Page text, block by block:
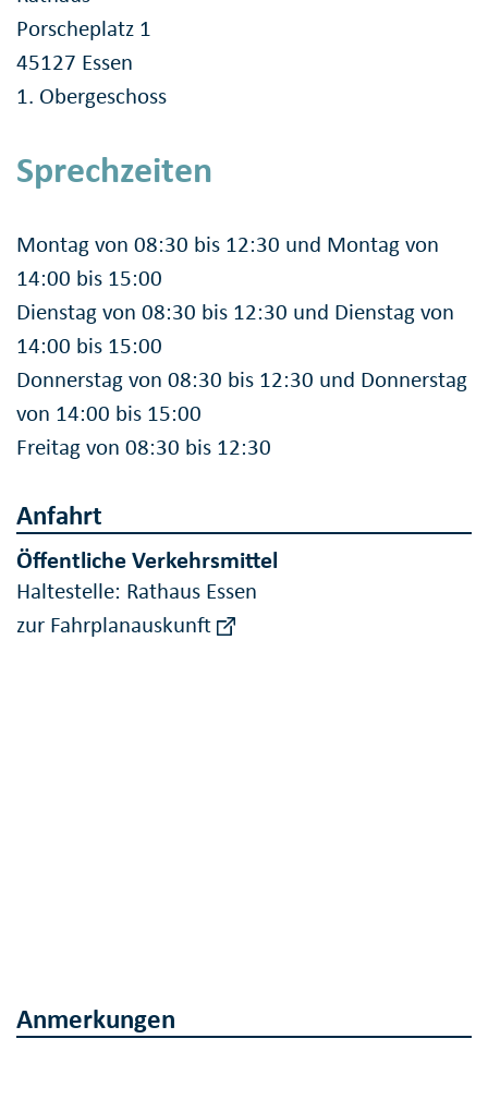
Porscheplatz 1
45127 Essen
1. Obergeschoss
Sprechzeiten
Montag von 08:30 bis 12:30 und Montag von
14:00 bis 15:00
Dienstag von 08:30 bis 12:30 und Dienstag von
14:00 bis 15:00
Donnerstag von 08:30 bis 12:30 und Donnerstag
von 14:00 bis 15:00
Freitag von 08:30 bis 12:30
Anfahrt
Öffentliche Verkehrsmittel
Haltestelle: Rathaus Essen
zur Fahrplanauskunft
Anmerkungen